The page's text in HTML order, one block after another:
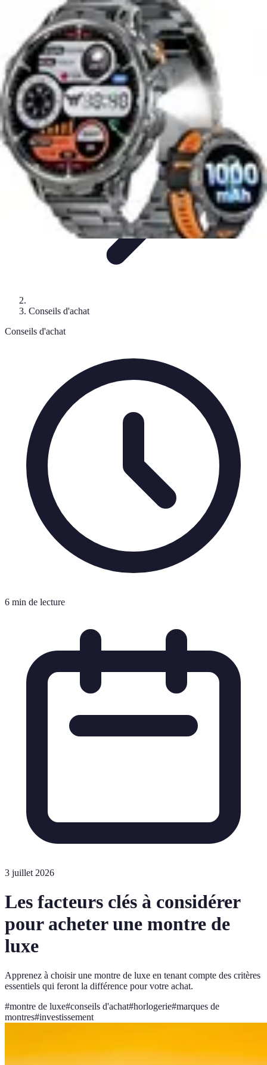
Horlogerie de Luxe
Évaluation des montresGuides d'AchatTechniques et
FonctionnalitésCadeaux et OccasionsMode et Accessoires
Horlogerie de Luxe
Conseils d'achat
Conseils d'achat
6 min de lecture
3 juillet 2026
Les facteurs clés à considérer
pour acheter une montre de
luxe
Apprenez à choisir une montre de luxe en tenant compte des critères
essentiels qui feront la différence pour votre achat.
#montre de luxe#conseils d'achat#horlogerie#marques de
montres#investissement